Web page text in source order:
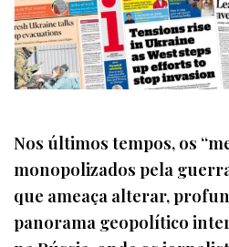
Nos últimos tempos, os
monopolizados pela
que ameaça alterar,
panorama geopolítico